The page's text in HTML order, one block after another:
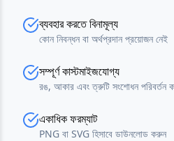
ব্যবহার করতে বিনামূল্য
কোন নিবন্ধন বা অর্থপ্রদান প্রয়োজন নেই
সম্পূর্ণ কাস্টমাইজযোগ্য
রঙ, আকার এবং ত্রুটি সংশোধন পরিবর্তন
একাধিক ফরম্যাট
PNG বা SVG হিসাবে ডাউনলোড করুন